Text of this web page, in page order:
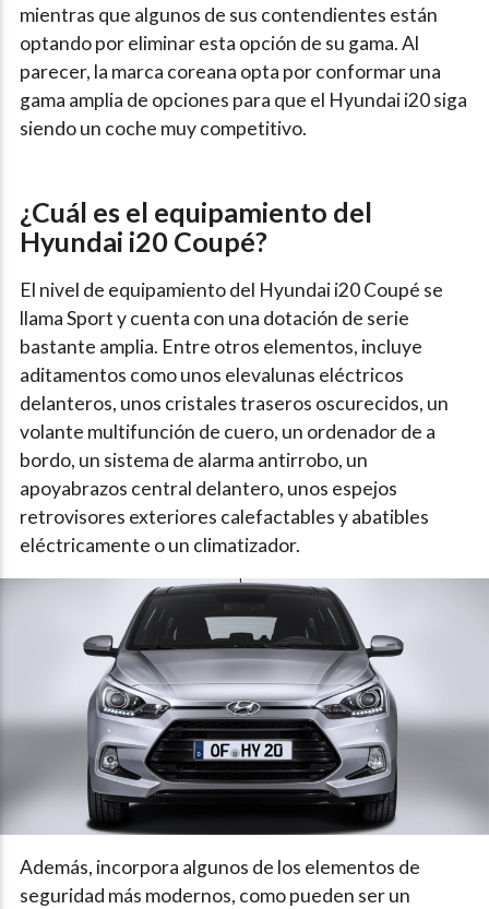
mientras que algunos de sus contendientes están
optando por eliminar esta opción de su gama. Al
parecer, la marca coreana opta por conformar una
gama amplia de opciones para que el Hyundai i20 siga
siendo un coche muy competitivo.
¿Cuál es el equipamiento del
Hyundai i20 Coupé?
El nivel de equipamiento del Hyundai i20 Coupé se
llama Sport y cuenta con una dotación de serie
bastante amplia. Entre otros elementos, incluye
aditamentos como unos elevalunas eléctricos
delanteros, unos cristales traseros oscurecidos, un
volante multifunción de cuero, un ordenador de a
bordo, un sistema de alarma antirrobo, un
apoyabrazos central delantero, unos espejos
retrovisores exteriores calefactables y abatibles
eléctricamente o un climatizador.
Además, incorpora algunos de los elementos de
seguridad más modernos, como pueden ser un